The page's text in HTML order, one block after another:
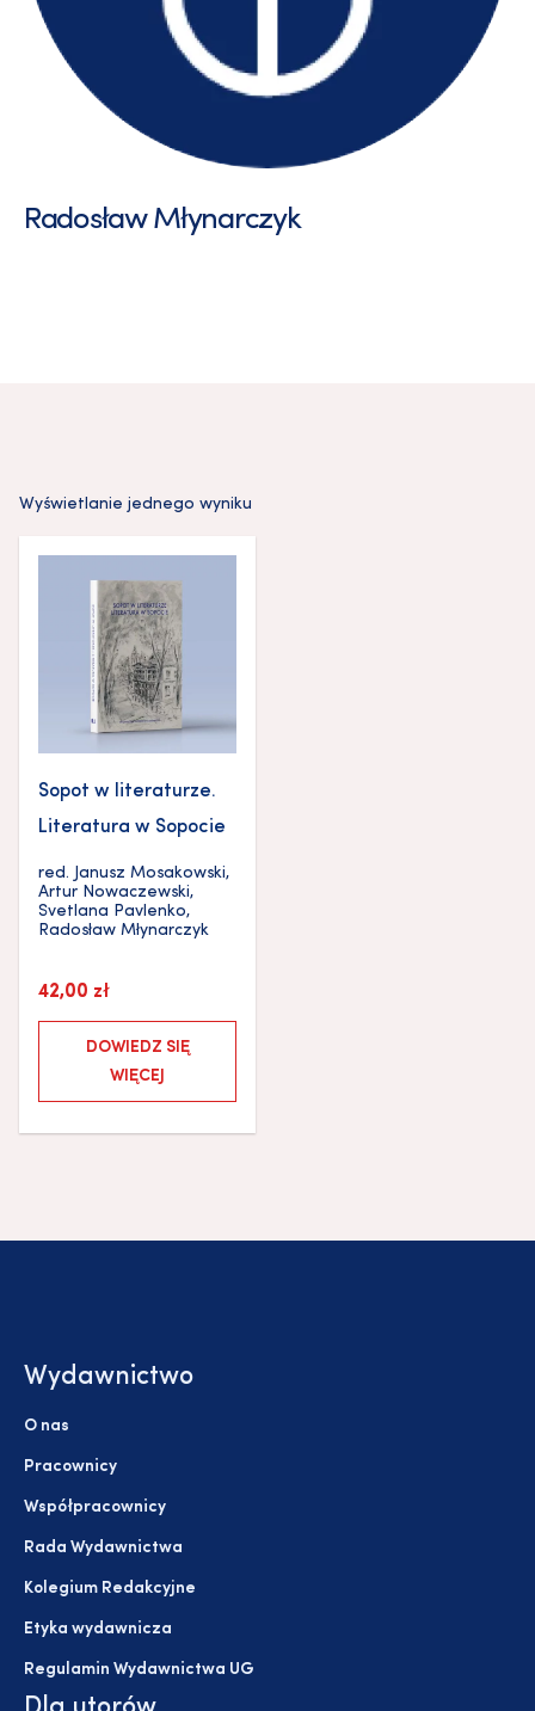
Radosław Młynarczyk
Wyświetlanie jednego wyniku
Sopot w literaturze.
Literatura w Sopocie
red. Janusz Mosakowski,
Artur Nowaczewski,
Svetlana Pavlenko,
Radosław Młynarczyk
42,00 zł
DOWIEDZ SIĘ
WIĘCEJ
Wydawnictwo
O nas
Pracownicy
Współpracownicy
Rada Wydawnictwa
Kolegium Redakcyjne
Etyka wydawnicza
Regulamin Wydawnictwa UG